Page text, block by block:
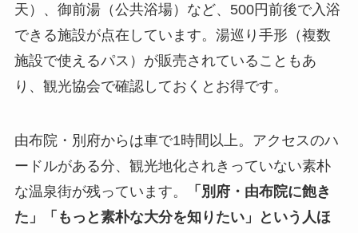
天）、御前湯（公共浴場）など、500円前後で入浴
できる施設が点在しています。湯巡り手形（複数
施設で使えるパス）が販売されていることもあ
り、観光協会で確認しておくとお得です。
由布院・別府からは車で1時間以上。アクセスのハ
ードルがある分、観光地化されきっていない素朴
な温泉街が残っています。
「別府・由布院に飽き
た」「もっと素朴な大分を知りたい」という人ほ